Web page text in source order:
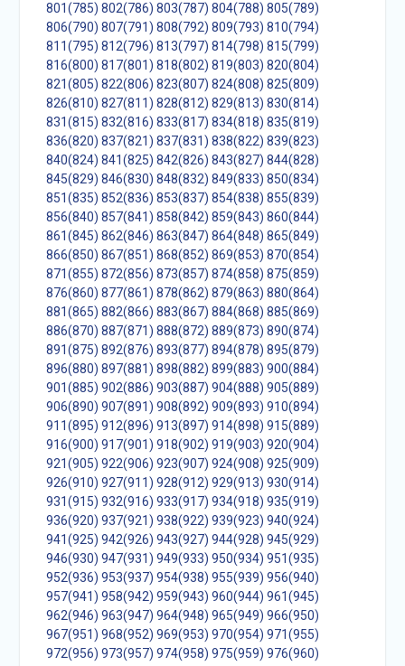
801(785) 802(786) 803(787) 804(788) 805(789)
806(790) 807(791) 808(792) 809(793) 810(794)
811(795) 812(796) 813(797) 814(798) 815(799)
816(800) 817(801) 818(802) 819(803) 820(804)
821(805) 822(806) 823(807) 824(808) 825(809)
826(810) 827(811) 828(812) 829(813) 830(814)
831(815) 832(816) 833(817) 834(818) 835(819)
836(820) 837(821) 837(831) 838(822) 839(823)
840(824) 841(825) 842(826) 843(827) 844(828)
845(829) 846(830) 848(832) 849(833) 850(834)
851(835) 852(836) 853(837) 854(838) 855(839)
856(840) 857(841) 858(842) 859(843) 860(844)
861(845) 862(846) 863(847) 864(848) 865(849)
866(850) 867(851) 868(852) 869(853) 870(854)
871(855) 872(856) 873(857) 874(858) 875(859)
876(860) 877(861) 878(862) 879(863) 880(864)
881(865) 882(866) 883(867) 884(868) 885(869)
886(870) 887(871) 888(872) 889(873) 890(874)
891(875) 892(876) 893(877) 894(878) 895(879)
896(880) 897(881) 898(882) 899(883) 900(884)
901(885) 902(886) 903(887) 904(888) 905(889)
906(890) 907(891) 908(892) 909(893) 910(894)
911(895) 912(896) 913(897) 914(898) 915(889)
916(900) 917(901) 918(902) 919(903) 920(904)
921(905) 922(906) 923(907) 924(908) 925(909)
926(910) 927(911) 928(912) 929(913) 930(914)
931(915) 932(916) 933(917) 934(918) 935(919)
936(920) 937(921) 938(922) 939(923) 940(924)
941(925) 942(926) 943(927) 944(928) 945(929)
946(930) 947(931) 949(933) 950(934) 951(935)
952(936) 953(937) 954(938) 955(939) 956(940)
957(941) 958(942) 959(943) 960(944) 961(945)
962(946) 963(947) 964(948) 965(949) 966(950)
967(951) 968(952) 969(953) 970(954) 971(955)
972(956) 973(957) 974(958) 975(959) 976(960)